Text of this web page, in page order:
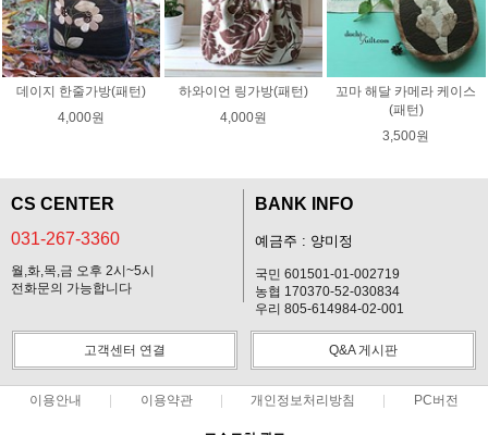
데이지 한줄가방(패턴)
4,000원
하와이언 링가방(패턴)
4,000원
꼬마 해달 카메라 케이스
(패턴)
3,500원
CS CENTER
031-267-3360
월,화,목,금 오후 2시~5시
전화문의 가능합니다
BANK INFO
예금주 : 양미정
국민 601501-01-002719
농협 170370-52-030834
우리 805-614984-02-001
고객센터 연결 Q&A 게시판
이용안내 이용약관 개인정보처리방침 PC버전